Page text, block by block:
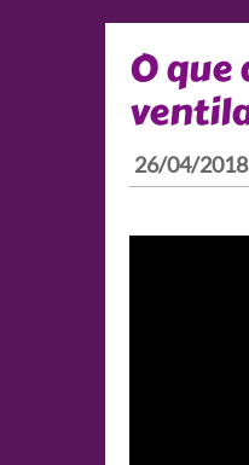
O que
26/04/2018